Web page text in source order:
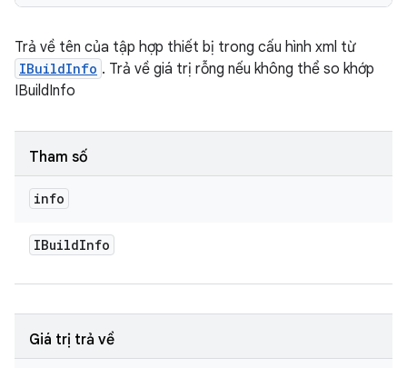
Trả về tên của tập hợp thiết bị trong cấu hình xml từ
IBuildInfo . Trả về giá trị rỗng nếu không thể so khớp
IBuildInfo
Tham số
info
IBuildInfo
Giá trị trả về